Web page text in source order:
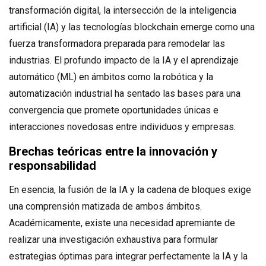
transformación digital, la intersección de la inteligencia
artificial (IA) y las tecnologías blockchain emerge como una
fuerza transformadora preparada para remodelar las
industrias. El profundo impacto de la IA y el aprendizaje
automático (ML) en ámbitos como la robótica y la
automatización industrial ha sentado las bases para una
convergencia que promete oportunidades únicas e
interacciones novedosas entre individuos y empresas.
Brechas teóricas entre la innovación y
responsabilidad
En esencia, la fusión de la IA y la cadena de bloques exige
una comprensión matizada de ambos ámbitos.
Académicamente, existe una necesidad apremiante de
realizar una investigación exhaustiva para formular
estrategias óptimas para integrar perfectamente la IA y la